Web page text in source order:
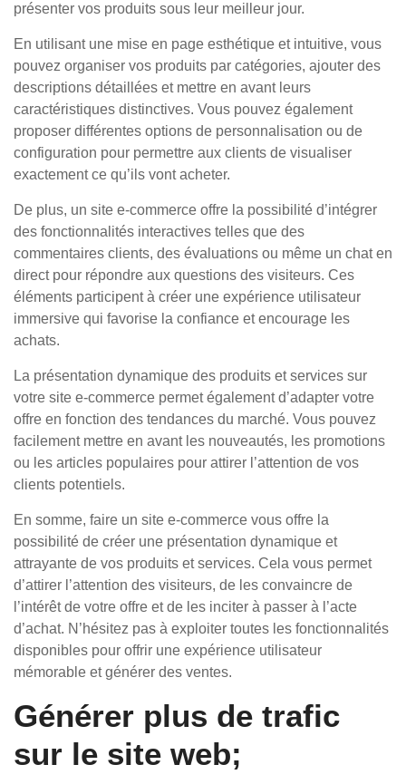
présenter vos produits sous leur meilleur jour.
En utilisant une mise en page esthétique et intuitive, vous
pouvez organiser vos produits par catégories, ajouter des
descriptions détaillées et mettre en avant leurs
caractéristiques distinctives. Vous pouvez également
proposer différentes options de personnalisation ou de
configuration pour permettre aux clients de visualiser
exactement ce qu’ils vont acheter.
De plus, un site e-commerce offre la possibilité d’intégrer
des fonctionnalités interactives telles que des
commentaires clients, des évaluations ou même un chat en
direct pour répondre aux questions des visiteurs. Ces
éléments participent à créer une expérience utilisateur
immersive qui favorise la confiance et encourage les
achats.
La présentation dynamique des produits et services sur
votre site e-commerce permet également d’adapter votre
offre en fonction des tendances du marché. Vous pouvez
facilement mettre en avant les nouveautés, les promotions
ou les articles populaires pour attirer l’attention de vos
clients potentiels.
En somme, faire un site e-commerce vous offre la
possibilité de créer une présentation dynamique et
attrayante de vos produits et services. Cela vous permet
d’attirer l’attention des visiteurs, de les convaincre de
l’intérêt de votre offre et de les inciter à passer à l’acte
d’achat. N’hésitez pas à exploiter toutes les fonctionnalités
disponibles pour offrir une expérience utilisateur
mémorable et générer des ventes.
Générer plus de trafic
sur le site web;